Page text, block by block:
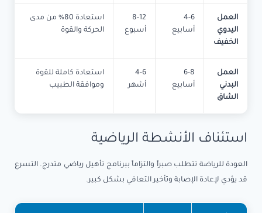
العمل
اليدوي
الخفيف
4-6
أسابيع
8-12
أسبوع
استعادة 80% من مدى
الحركة والقوة
العمل
البدني
الشاق
6-8
أسابيع
4-6
أشهر
استعادة كاملة للقوة
وموافقة الطبيب
استئناف الأنشطة الرياضية
العودة للرياضة تتطلب صبراً والتزاماً ببرنامج تأهيل رياضي متدرج. التسرع
قد يؤدي لإعادة الإصابة وتأخير التعافي بشكل كبير.